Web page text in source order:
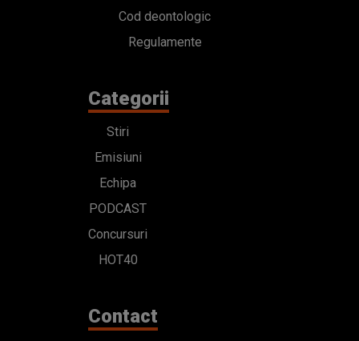
Cod deontologic
Regulamente
Categorii
Stiri
Emisiuni
Echipa
PODCAST
Concursuri
HOT40
Contact